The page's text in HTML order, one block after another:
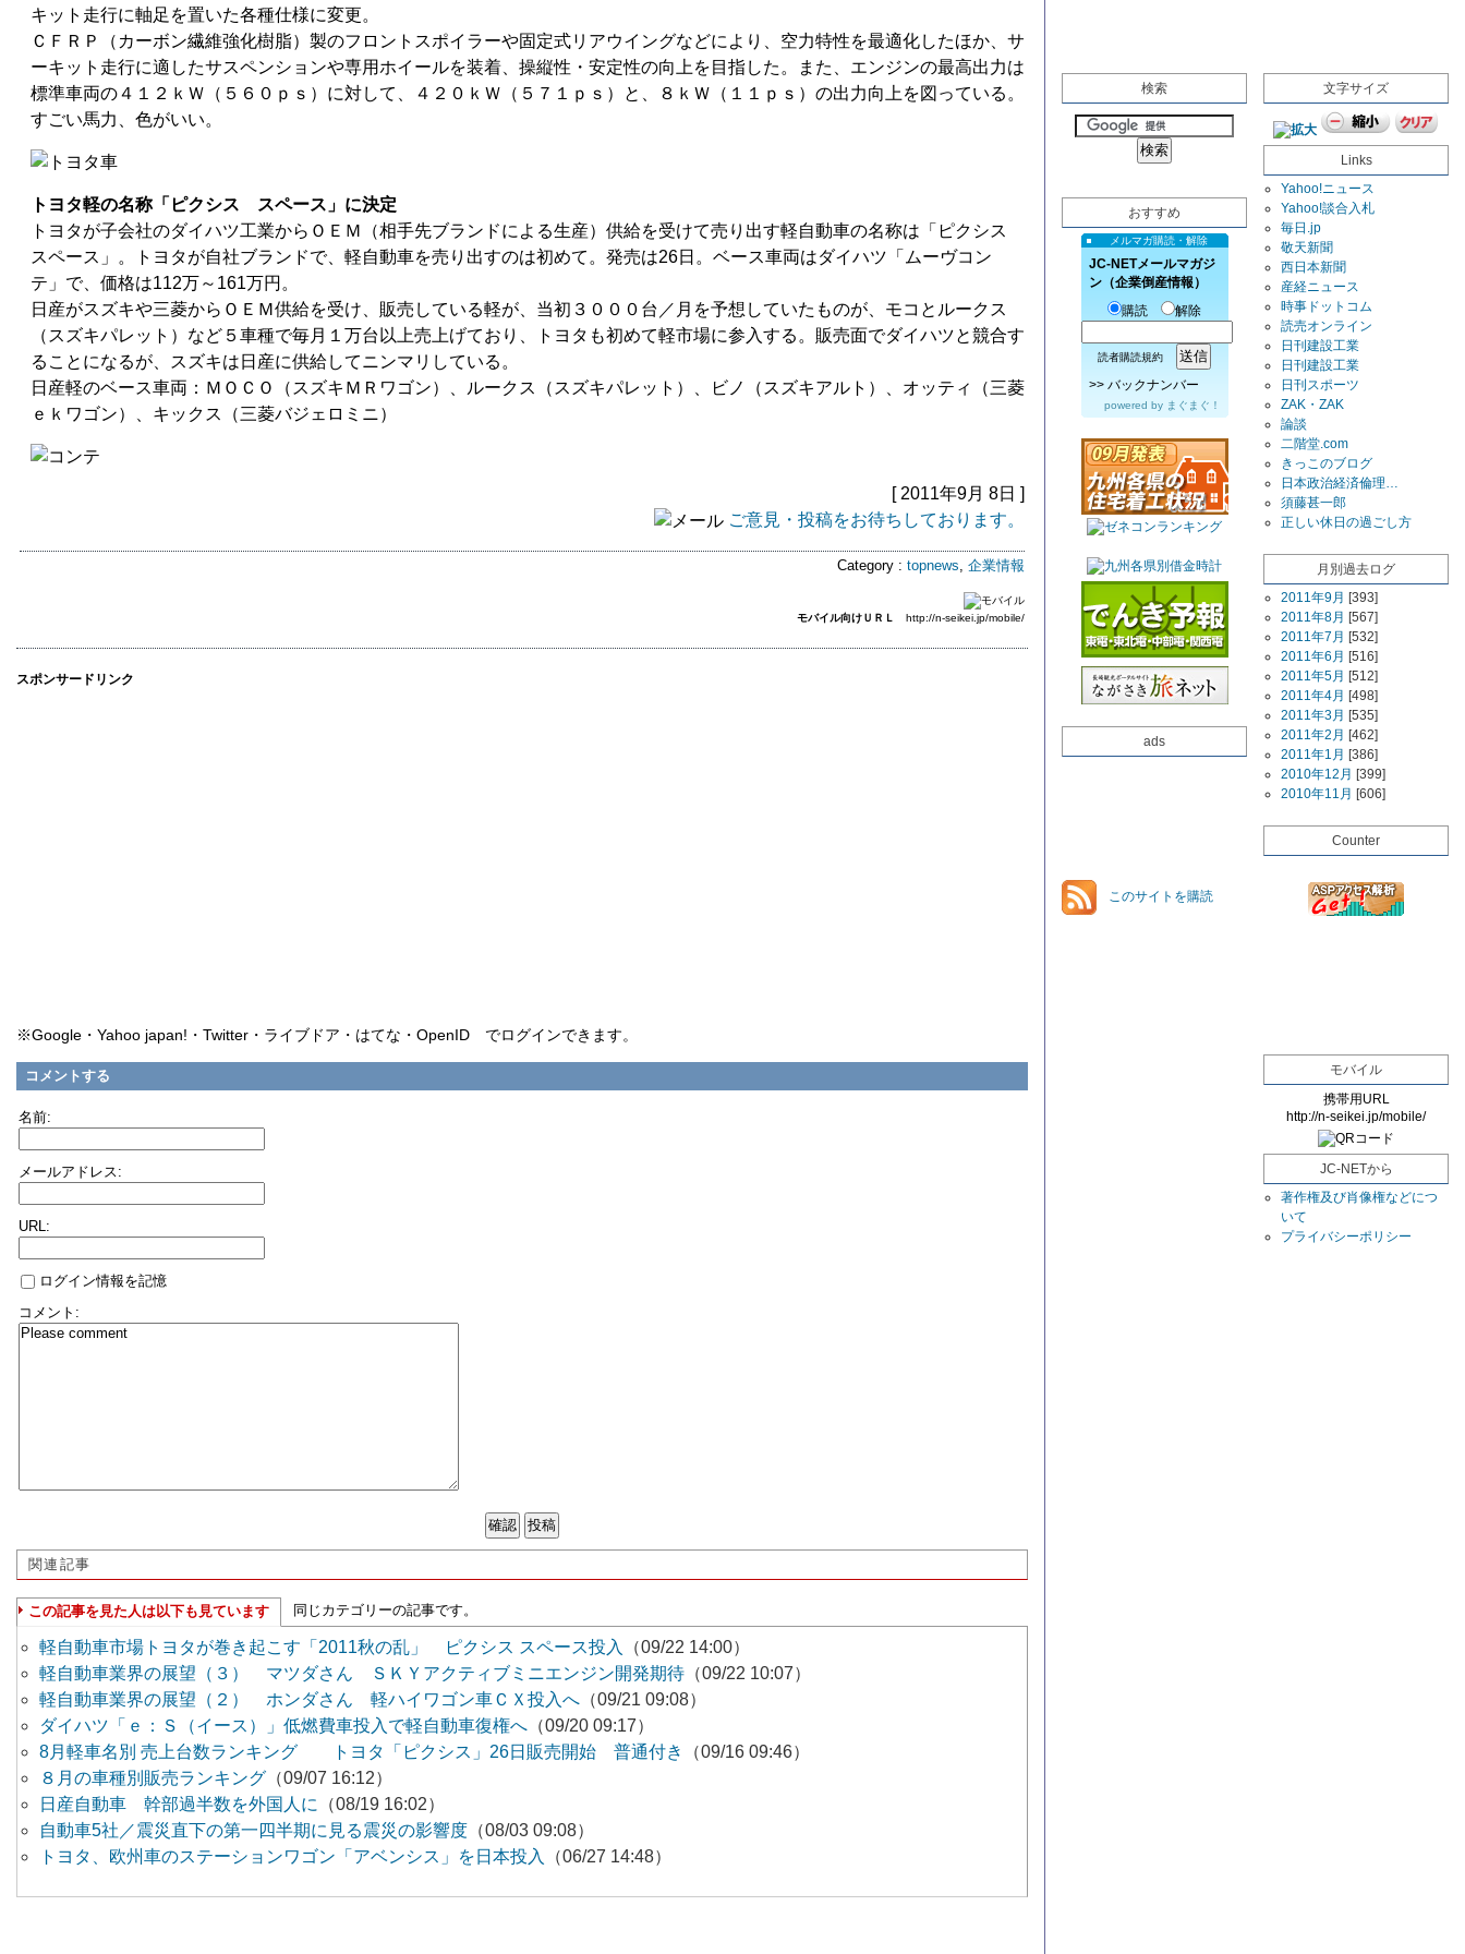
キット走行に軸足を置いた各種仕様に変更。
ＣＦＲＰ（カーボン繊維強化樹脂）製のフロントスポイラーや固定式リアウイングなどにより、空力特性を最適化したほか、サ
ーキット走行に適したサスペンションや専用ホイールを装着、操縦性・安定性の向上を目指した。また、エンジンの最高出力は
標準車両の４１２ｋＷ（５６０ｐｓ）に対して、４２０ｋＷ（５７１ｐｓ）と、８ｋＷ（１１ｐｓ）の出力向上を図っている。
すごい馬力、色がいい。
トヨタ軽の名称「ピクシス スペース」に決定
トヨタが子会社のダイハツ工業からＯＥＭ（相手先ブランドによる生産）供給を受けて売り出す軽自動車の名称は「ピクシス
スペース」。トヨタが自社ブランドで、軽自動車を売り出すのは初めて。発売は26日。ベース車両はダイハツ「ムーヴコン
テ」で、価格は112万～161万円。
日産がスズキや三菱からＯＥＭ供給を受け、販売している軽が、当初３０００台／月を予想していたものが、モコとルークス
（スズキパレット）など５車種で毎月１万台以上売上げており、トヨタも初めて軽市場に参入する。販売面でダイハツと競合す
ることになるが、スズキは日産に供給してニンマリしている。
日産軽のベース車両：ＭＯＣＯ（スズキＭＲワゴン）、ルークス（スズキパレット）、ビノ（スズキアルト）、オッティ（三菱
ｅｋワゴン）、キックス（三菱バジェロミニ）
[ 2011年9月 8日 ]
ご意見・投稿をお待ちしております。
Category : topnews 企業情報
モバイル向けＵＲＬ http://n-seikei.jp/mobile/
スポンサードリンク
※Google・Yahoo japan!・Twitter・ライブドア・はてな・OpenID でログインできます。
コメントする
名前:
メールアドレス:
URL:
ログイン情報を記憶
コメント:
関連記事
この記事を見た人は以下も見ています 同じカテゴリーの記事です。
軽自動車市場トヨタが巻き起こす「2011秋の乱」 ピクシス スペース投入
（09/22 14:00）
軽自動車業界の展望（３） マツダさん ＳＫＹアクティブミニエンジン開発期待 （09/22 10:07）
軽自動車業界の展望（２） ホンダさん 軽ハイワゴン車ＣＸ投入へ （09/21 09:08）
ダイハツ「ｅ：Ｓ（イース）」低燃費車投入で軽自動車復権へ （09/20 09:17）
8月軽車名別 売上台数ランキング トヨタ「ピクシス」26日販売開始 普通付き
（09/16 09:46）
８月の車種別販売ランキング （09/07 16:12）
日産自動車 幹部過半数を外国人に
（08/19 16:02）
自動車5社／震災直下の第一四半期に見る震災の影響度 （08/03 09:08）
トヨタ、欧州車のステーションワゴン「アベンシス」を日本投入
（06/27 14:48）
検索
おすすめ
メルマガ購読・解除
JC-NETメールマガジ
ン（企業倒産情報）
購読
解除
読者購読規約
>> バックナンバー
powered by まぐまぐ！
ads
このサイトを購読
文字サイズ
Links
Yahoo!ニュース
Yahoo!談合入札
毎日.jp
敬天新聞
西日本新聞
産経ニュース
時事ドットコム
読売オンライン
日刊建設工業
日刊建設工業
日刊スポーツ
ZAK・ZAK
論談
二階堂.com
きっこのブログ
日本政治経済倫理…
須藤甚一郎
正しい休日の過ごし方
月別過去ログ
2011年9月 [393]
2011年8月 [567]
2011年7月 [532]
2011年6月 [516]
2011年5月 [512]
2011年4月 [498]
2011年3月 [535]
2011年2月 [462]
2011年1月 [386]
2010年12月 [399]
2010年11月 [606]
Counter
モバイル
携帯用URL
http://n-seikei.jp/mobile/
JC-NETから
著作権及び肖像権などにつ
いて
プライバシーポリシー